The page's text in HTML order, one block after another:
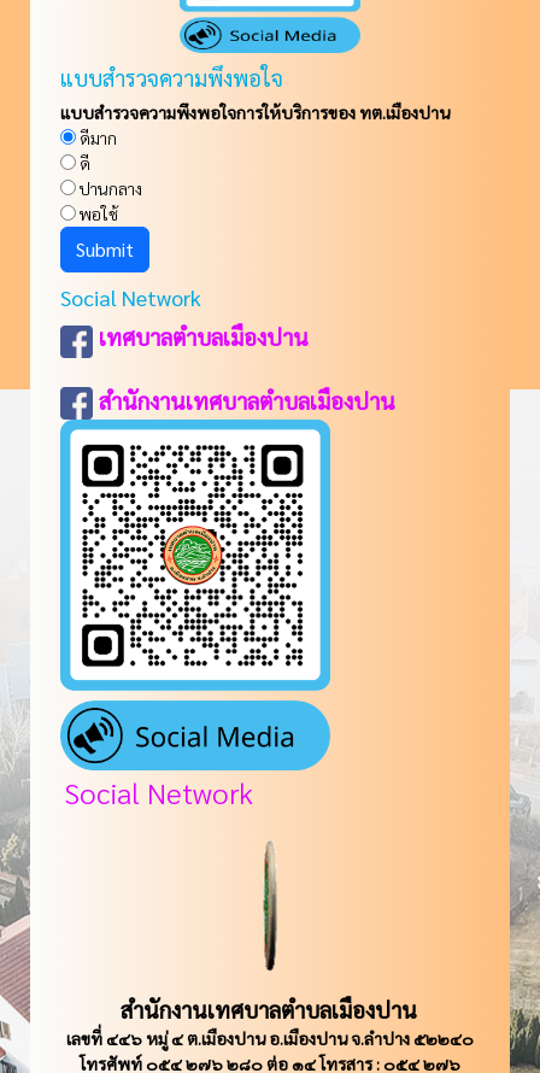
แบบสำรวจความพึงพอใจ
แบบสำรวจความพึงพอใจการให้บริการของ ทต.เมืองปาน
ดีมาก
ดี
ปานกลาง
พอใช้
Social Network
เทศบาลตำบลเมืองปาน
สำนักงานเทศบาลตำบลเมืองปาน
Social Network
สำนักงานเทศบาลตำบลเมืองปาน
เลขที่ ๔๔๖ หมู่ ๔ ต.เมืองปาน อ.เมืองปาน จ.ลำปาง ๕๒๒๔๐
โทรศัพท์ ๐๕๔ ๒๗๖ ๒๘๐ ต่อ ๑๔ โทรสาร : ๐๕๔ ๒๗๖